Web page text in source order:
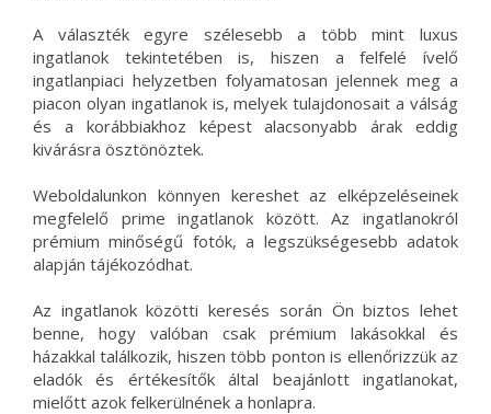
A választék egyre szélesebb a több mint luxus
ingatlanok tekintetében is, hiszen a felfelé ívelő
ingatlanpiaci helyzetben folyamatosan jelennek meg a
piacon olyan ingatlanok is, melyek tulajdonosait a válság
és a korábbiakhoz képest alacsonyabb árak eddig
kivárásra ösztönöztek.
Weboldalunkon könnyen kereshet az elképzeléseinek
megfelelő prime ingatlanok között. Az ingatlanokról
prémium minőségű fotók, a legszükségesebb adatok
alapján tájékozódhat.
Az ingatlanok közötti keresés során Ön biztos lehet
benne, hogy valóban csak prémium lakásokkal és
házakkal találkozik, hiszen több ponton is ellenőrizzük az
eladók és értékesítők által beajánlott ingatlanokat,
mielőtt azok felkerülnének a honlapra.